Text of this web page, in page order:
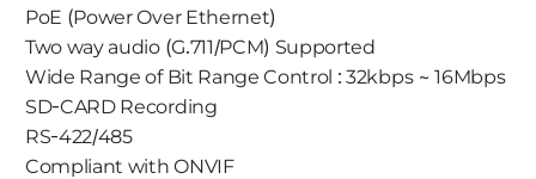
PoE (Power Over Ethernet)
Two way audio (G.711/PCM) Supported
Wide Range of Bit Range Control : 32kbps ~ 16Mbps
SD-CARD Recording
RS-422/485
Compliant with ONVIF